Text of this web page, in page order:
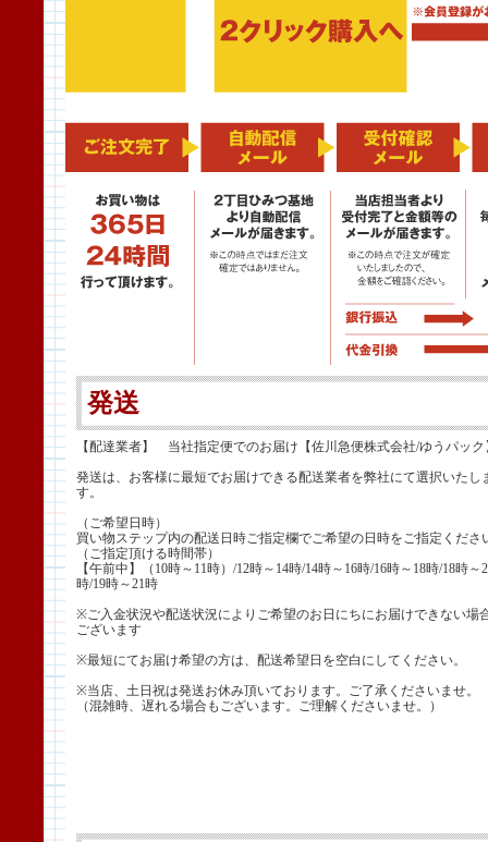
発送
【配達業者】 当社指定便でのお届け【佐川急便株式会社/ゆうパック
発送は、お客様に最短でお届けできる配送業者を弊社にて選択いたし
す。
（ご希望日時）
買い物ステップ内の配送日時ご指定欄でご希望の日時をご指定くださ
（ご指定頂ける時間帯）
【午前中】（10時～11時）/12時～14時/14時～16時/16時～18時/18時～
時/19時～21時
※ご入金状況や配送状況によりご希望のお日にちにお届けできない場
ございます
※最短にてお届け希望の方は、配送希望日を空白にしてください。
※当店、土日祝は発送お休み頂いております。ご了承くださいませ。
（混雑時、遅れる場合もございます。ご理解くださいませ。）